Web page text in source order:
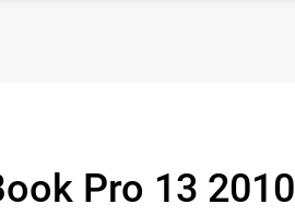
Pro 13 2010